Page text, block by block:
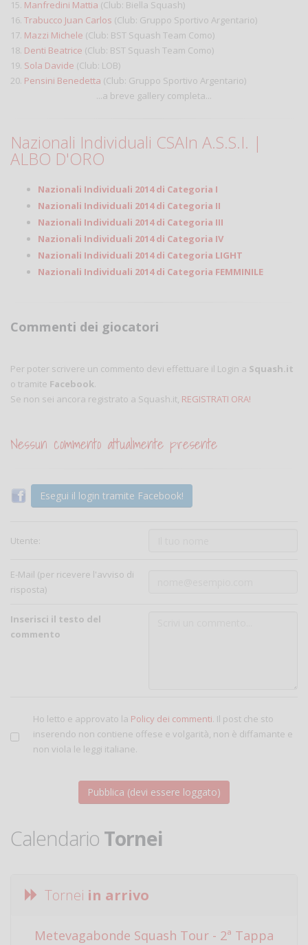
15. Manfredini Mattia (Club: Biella Squash)
16. Trabucco Juan Carlos (Club: Gruppo Sportivo Argentario)
17. Mazzi Michele (Club: BST Squash Team Como)
18. Denti Beatrice (Club: BST Squash Team Como)
19. Sola Davide (Club: LOB)
20. Pensini Benedetta (Club: Gruppo Sportivo Argentario)
...a breve gallery completa...
Nazionali Individuali CSAIn A.S.S.I. |
ALBO D'ORO
Nazionali Individuali 2014 di Categoria I
Nazionali Individuali 2014 di Categoria II
Nazionali Individuali 2014 di Categoria III
Nazionali Individuali 2014 di Categoria IV
Nazionali Individuali 2014 di Categoria LIGHT
Nazionali Individuali 2014 di Categoria FEMMINILE
Commenti dei giocatori
Per poter scrivere un commento devi effettuare il Login a Squash.it
o tramite Facebook.
Se non sei ancora registrato a Squash.it, REGISTRATI ORA!
Nessun commento attualmente presente
Esegui il login tramite Facebook!
Utente:
E-Mail (per ricevere l'avviso di
risposta)
Inserisci il testo del
commento
Ho letto e approvato la Policy dei commenti. Il post che sto
inserendo non contiene offese e volgarità, non è diffamante e
non viola le leggi italiane.
Calendario Tornei
Tornei in arrivo
Metevagabonde Squash Tour - 2ª Tappa